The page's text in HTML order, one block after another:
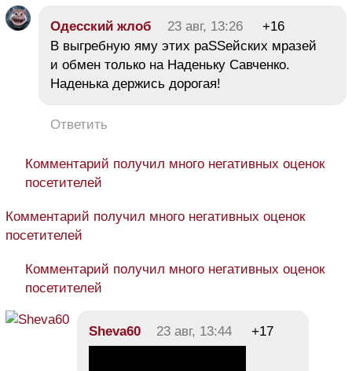
Одесский жлоб 23 авг, 13:26
+16
В выгребную яму этих раSSейских мразей
и обмен только на Наденьку Савченко.
Наденька держись дорогая!
Ответить
Комментарий получил много негативных оценок
посетителей
Комментарий получил много негативных оценок
посетителей
Комментарий получил много негативных оценок
посетителей
Sheva60 23 авг, 13:44 +17